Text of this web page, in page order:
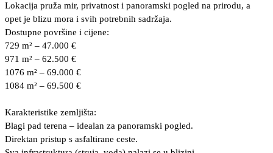
Lokacija pruža mir, privatnost i panoramski pogled na prirodu, a
opet je blizu mora i svih potrebnih sadržaja.
Dostupne površine i cijene:
729 m² – 47.000 €
971 m² – 62.500 €
1076 m² – 69.000 €
1084 m² – 69.500 €
Karakteristike zemljišta:
Blagi pad terena – idealan za panoramski pogled.
Direktan pristup s asfaltirane ceste.